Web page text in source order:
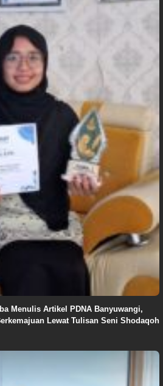
Menulis Artikel PDNA Banyuwangi,
Lewat Tulisan Seni Shodaqoh